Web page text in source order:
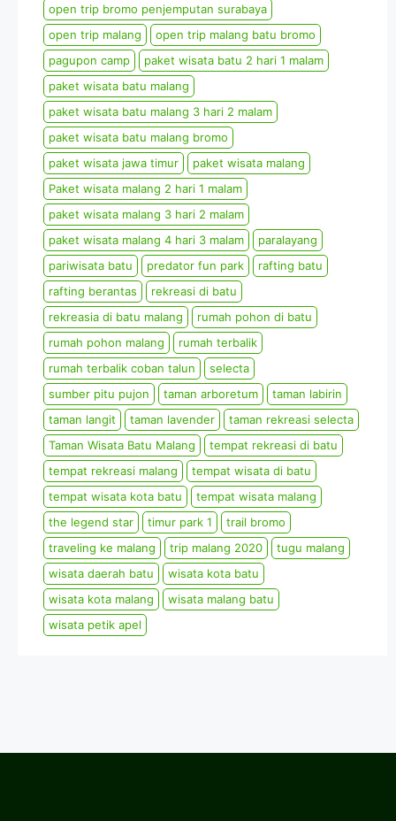
open trip bromo penjemputan surabaya
open trip malang
open trip malang batu bromo
pagupon camp
paket wisata batu 2 hari 1 malam
paket wisata batu malang
paket wisata batu malang 3 hari 2 malam
paket wisata batu malang bromo
paket wisata jawa timur
paket wisata malang
Paket wisata malang 2 hari 1 malam
paket wisata malang 3 hari 2 malam
paket wisata malang 4 hari 3 malam
paralayang
pariwisata batu
predator fun park
rafting batu
rafting berantas
rekreasi di batu
rekreasia di batu malang
rumah pohon di batu
rumah pohon malang
rumah terbalik
rumah terbalik coban talun
selecta
sumber pitu pujon
taman arboretum
taman labirin
taman langit
taman lavender
taman rekreasi selecta
Taman Wisata Batu Malang
tempat rekreasi di batu
tempat rekreasi malang
tempat wisata di batu
tempat wisata kota batu
tempat wisata malang
the legend star
timur park 1
trail bromo
traveling ke malang
trip malang 2020
tugu malang
wisata daerah batu
wisata kota batu
wisata kota malang
wisata malang batu
wisata petik apel